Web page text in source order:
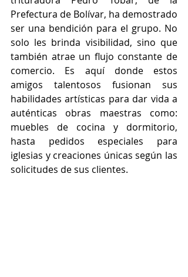
Prefectura de Bolívar, ha demostrado
ser una bendición para el grupo. No
solo les brinda visibilidad, sino que
también atrae un flujo constante de
comercio. Es aquí donde estos
amigos talentosos fusionan sus
habilidades artísticas para dar vida a
auténticas obras maestras como:
muebles de cocina y dormitorio,
hasta pedidos especiales para
iglesias y creaciones únicas según las
solicitudes de sus clientes.